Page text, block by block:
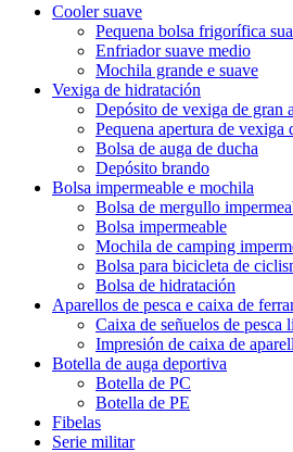
Cooler suave
Pequena bolsa frigorífica
Enfriador suave medio
Mochila grande e suave
Vexiga de hidratación
Depósito de vexiga de gran
Pequena apertura de vexiga
Bolsa de auga de ducha
Depósito brando
Bolsa impermeable e mochila
Bolsa de mergullo
Bolsa impermeable
Mochila de camping
Bolsa para bicicleta de
Bolsa de hidratación
Aparellos de pesca e caixa de
Caixa de señuelos de pesca
Impresión de caixa de
Botella de auga deportiva
Botella de PC
Botella de PE
Fibelas
Serie militar